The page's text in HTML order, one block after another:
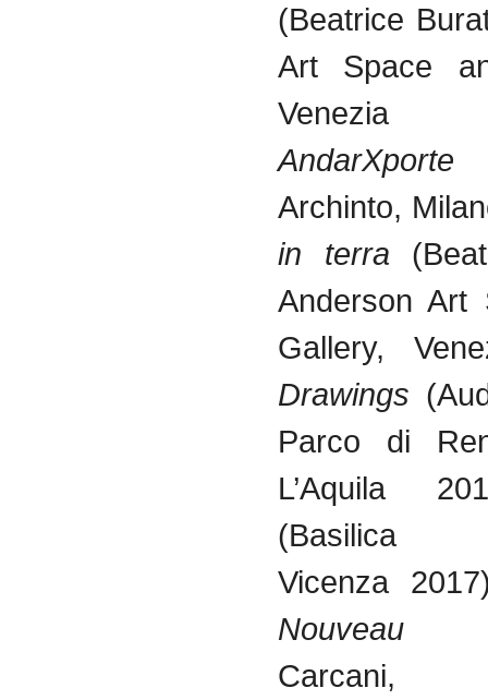
(Beatrice
Art Space
Venezia
AndarXporte
Archinto,
in terra
Anderson Art
Gallery,
Drawings
Parco di
L’Aquila
(Basilica
Vicenza